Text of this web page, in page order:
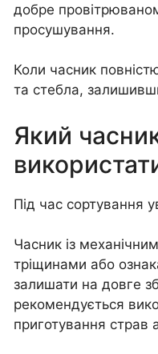
добре
просушування.
Коли часник
та стебла,
Який
Під час сортування
Часник із
тріщинами або
залишати на довге
рекомендується
приготування страв